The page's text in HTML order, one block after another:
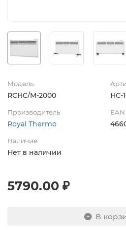
Модель
RCHC/M-2000 НС-
Производитель
Royal Thermo
EAN
Наличие
Нет в наличии
5790.00 ₽
В